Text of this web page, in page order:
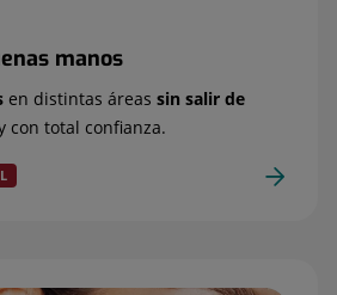
manos
en distintas áreas sin salir de
con total confianza.